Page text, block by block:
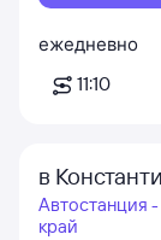
ежедневно
11:10
в
Автостанция
край